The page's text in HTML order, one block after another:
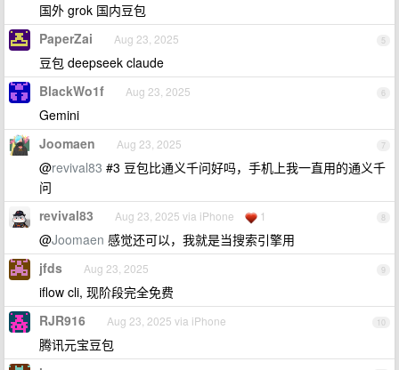
国外 grok 国内豆包
5
PaperZai Aug 23, 2025
豆包 deepseek claude
6
BlackWo1f Aug 23, 2025
Gemini
7
Joomaen Aug 23, 2025
@revival83 #3 豆包比通义千问好吗，手机上我一直用的通义千
问
8
revival83 Aug 23, 2025 via iPhone 1
@Joomaen 感觉还可以，我就是当搜索引擎用
9
jfds Aug 23, 2025
iflow cli, 现阶段完全免费
10
RJR916 Aug 23, 2025 via iPhone
腾讯元宝豆包